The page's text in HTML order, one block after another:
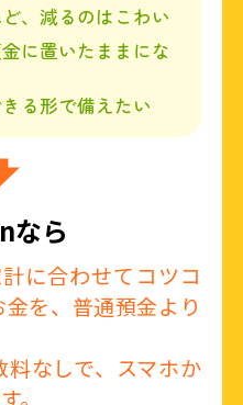
、減るのはこわい
に置いたままにな
る形で備えたい
なら
に合わせてコツコ
を、普通預金より
なしで、スマホか
。